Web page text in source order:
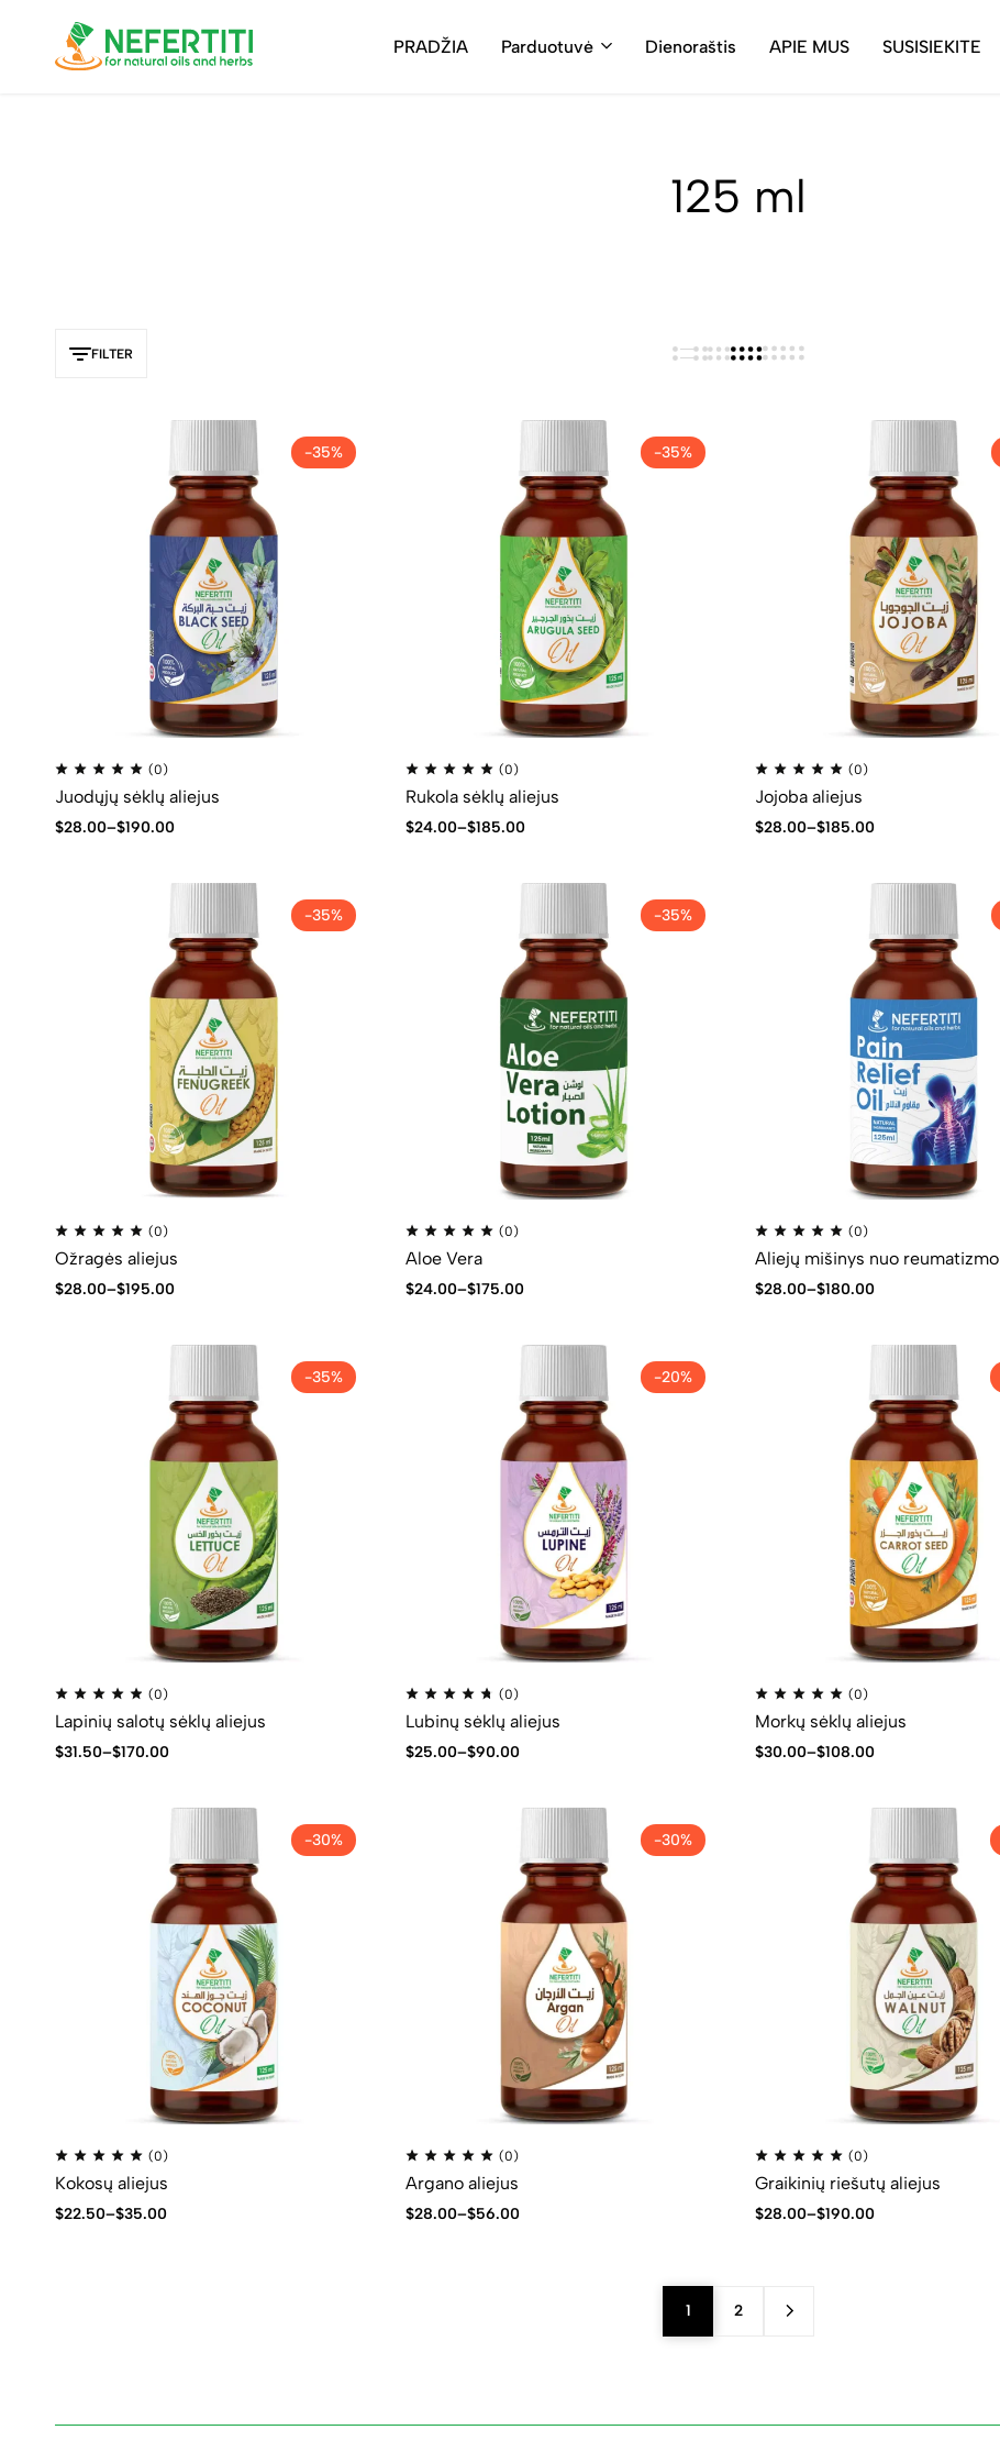
PRADŽIA Parduotuvė Dienoraštis APIE MUS SUSISIEKITE
125 ml
FILTER
-35%
(0)
Juodųjų sėklų aliejus
$28.00–$190.00
-35%
(0)
Rukola sėklų aliejus
$24.00–$185.00
(0)
Jojoba aliejus
$28.00–$185.00
-35%
(0)
Ožragės aliejus
$28.00–$195.00
-35%
(0)
Aloe Vera
$24.00–$175.00
(0)
Aliejų mišinys nuo reumatizmo
$28.00–$180.00
-35%
(0)
Lapinių salotų sėklų aliejus
$31.50–$170.00
-20%
(0)
Lubinų sėklų aliejus
$25.00–$90.00
(0)
Morkų sėklų aliejus
$30.00–$108.00
-30%
(0)
Kokosų aliejus
$22.50–$35.00
-30%
(0)
Argano aliejus
$28.00–$56.00
(0)
Graikinių riešutų aliejus
$28.00–$190.00
1 2